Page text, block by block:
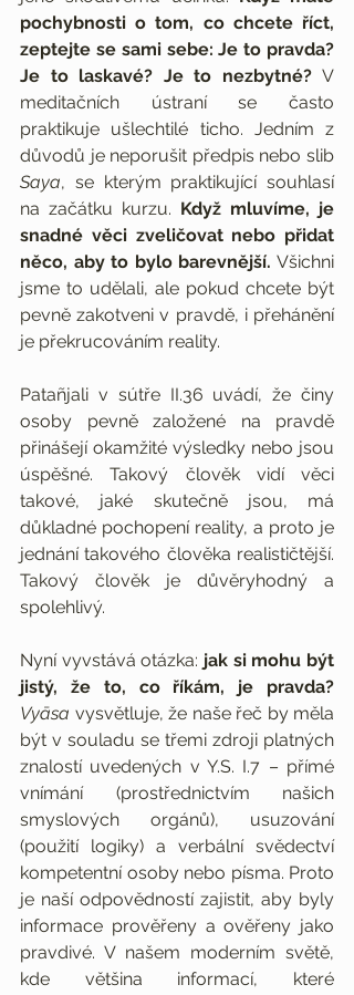
pochybnosti o tom, co chcete říct,
zeptejte se sami sebe: Je to pravda?
Je to laskavé? Je to nezbytné? V
meditačních ústraní se často
praktikuje ušlechtilé ticho. Jedním z
Saya, se kterým praktikující souhlasí
na začátku kurzu. Když mluvíme, je
snadné věci zveličovat nebo přidat
něco, aby to bylo barevnější. Všichni
jsme to udělali, ale pokud chcete být
pevně zakotveni v pravdě, i přehánění
je překrucováním reality.
Patañjali v sútře II.36 uvádí, že činy
osoby pevně založené na pravdě
přinášejí okamžité výsledky nebo jsou
úspěšné. Takový člověk vidí věci
takové, jaké skutečně jsou, má
důkladné pochopení reality, a proto je
jednání takového člověka realističtější.
Takový člověk je důvěryhodný a
spolehlivý.
Nyní vyvstává otázka: jak si mohu být
jistý, že to, co říkám, je pravda?
Vyāsa vysvětluje, že naše řeč by měla
být v souladu se třemi zdroji platných
znalostí uvedených v Y.S. I.7 – přímé
vnímání (prostřednictvím našich
smyslových orgánů), usuzování
(použití logiky) a verbální svědectví
kompetentní osoby nebo písma. Proto
je naší odpovědností zajistit, aby byly
informace prověřeny a ověřeny jako
pravdivé. V našem moderním světě,
kde většina informací, které